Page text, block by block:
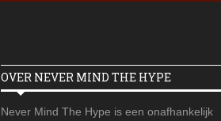
OVER NEVER MIND THE HYPE
Never Mind The Hype is een onafhankelijk